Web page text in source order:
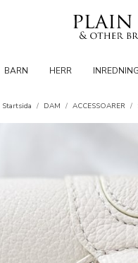
BARN HERR INREDNING
Startsida / DAM / ACCESSOARER /